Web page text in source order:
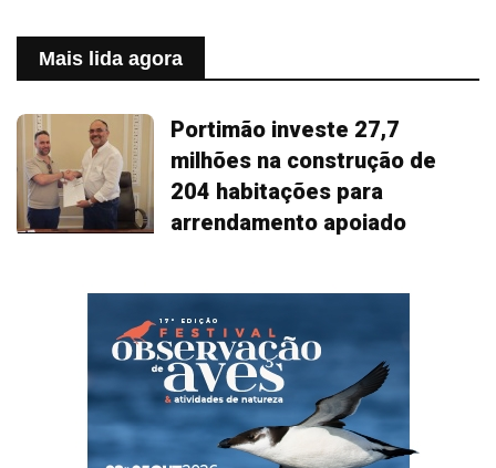
Mais lida agora
Portimão investe 27,7
milhões na construção de
204 habitações para
arrendamento apoiado